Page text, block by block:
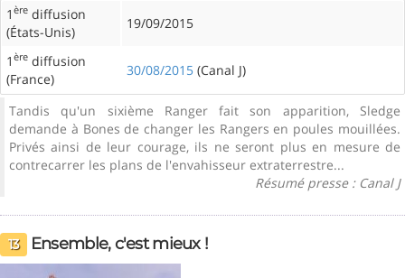
1 ère diffusion
(États-Unis)
19/09/2015
1 ère diffusion
(France)
30/08/2015 (Canal J)
Tandis qu'un sixième Ranger fait son apparition, Sledge
demande à Bones de changer les Rangers en poules mouillées.
Privés ainsi de leur courage, ils ne seront plus en mesure de
contrecarrer les plans de l'envahisseur extraterrestre...
Résumé presse : Canal J
13 Ensemble, c'est mieux !